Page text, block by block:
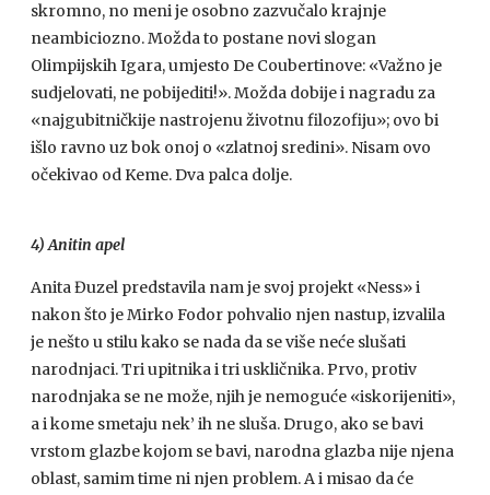
skromno, no meni je osobno zazvučalo krajnje
neambiciozno. Možda to postane novi slogan
Olimpijskih Igara, umjesto De Coubertinove: «Važno je
sudjelovati, ne pobijediti!». Možda dobije i nagradu za
«najgubitničkije nastrojenu životnu filozofiju»; ovo bi
išlo ravno uz bok onoj o «zlatnoj sredini». Nisam ovo
očekivao od Keme. Dva palca dolje.
4) Anitin apel
Anita Đuzel predstavila nam je svoj projekt «Ness» i
nakon što je Mirko Fodor pohvalio njen nastup, izvalila
je nešto u stilu kako se nada da se više neće slušati
narodnjaci. Tri upitnika i tri uskličnika. Prvo, protiv
narodnjaka se ne može, njih je nemoguće «iskorijeniti»,
a i kome smetaju nek’ ih ne sluša. Drugo, ako se bavi
vrstom glazbe kojom se bavi, narodna glazba nije njena
oblast, samim time ni njen problem. A i misao da će